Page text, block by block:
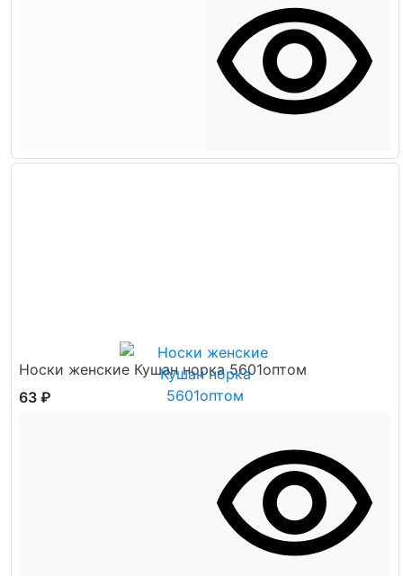
Носки женские Кушан норка 5601оптом
63 ₽